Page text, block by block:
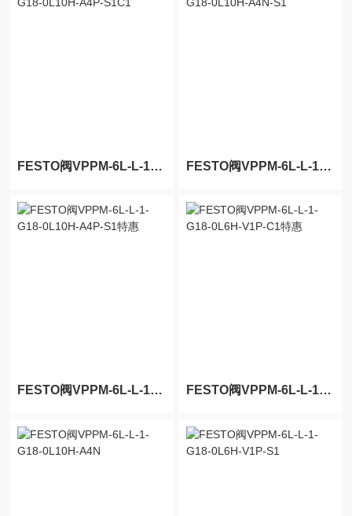
FESTO阀VPPM-6L-L-1-G18-0L10H-A4P-S1C1 FESTO阀VPPM-6L-L-1-G18-0L10H-A4N-S1
FESTO阀VPPM-6L-L-1-G18-0L10H-A4P-S1特惠 FESTO阀VPPM-6L-L-1-G18-0L6H-V1P-C1特惠